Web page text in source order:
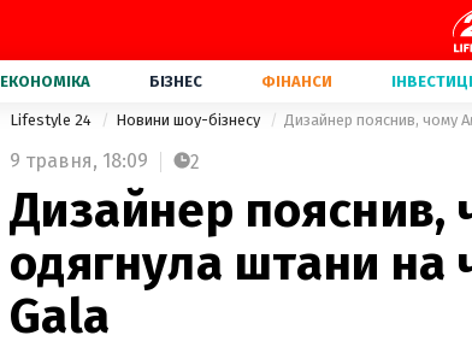
ЕКОНОМІКА БІЗНЕС ФІНАНСИ
Lifestyle 24 Новини шоу-бізнесу Дизайнер пояснив, чому
9 травня, 18:09 2
Дизайнер пояснив,
одягнула штани на
Gala